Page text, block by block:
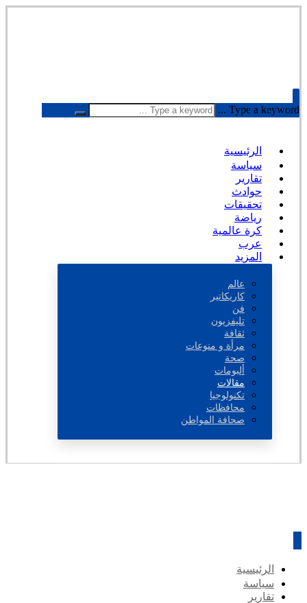
Type a keyword ...
الرئيسية
سياسة
تقارير
حوادث
تحقيقات
رياضة
كرة عالمية
عرب
المزيد
عالم
كاريكاتير
فن
تليفزيون
ثقافة
مرأة و منوعات
صحة
ألبومات
مقالات
تكنولوجيا
محافظات
صحافة المواطن
الرئيسية
سياسة
تقارير